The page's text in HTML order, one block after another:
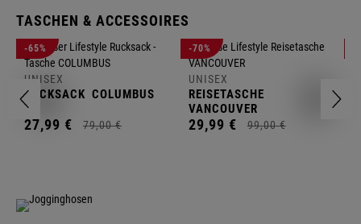
TASCHEN & ACCESSOIRES
-65%
UNISEX
RUCKSACK COLUMBUS
27,99 € 79,00 €
-70%
UNISEX
REISETASCHE
VANCOUVER
29,99 € 99,00 €